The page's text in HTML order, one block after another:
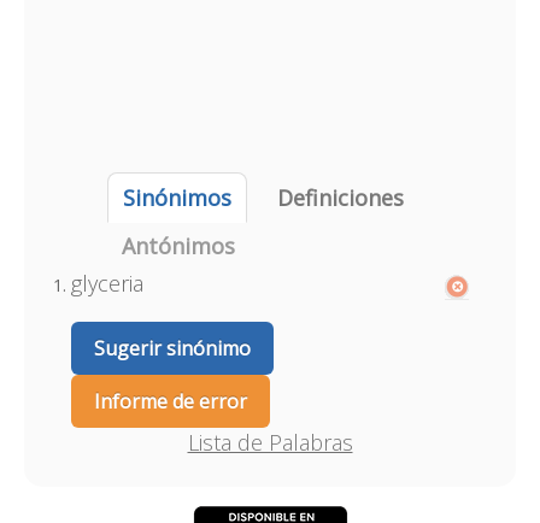
Sinónimos
Definiciones
Antónimos
glyceria
Sugerir sinónimo
Informe de error
Lista de Palabras